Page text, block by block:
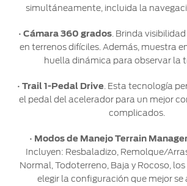
simultáneamente, incluida la
• Cámara 360 grados. Brinda
en terrenos difíciles. Además, muestra
huella dinámica para observar la
• Trail 1-Pedal Drive . Esta tecnología
el pedal del acelerador para un mejor
complicados.
• Modos de Manejo Terrain
Incluyen: Resbaladizo, Remolque/
Normal, Todoterreno, Baja y Rocoso,
elegir la configuración que mejor se